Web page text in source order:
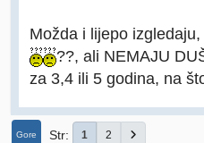
Možda i lijepo
??, ali NEMAJU
za 3,4 ili 5 godina, na
Gore Str 1 2